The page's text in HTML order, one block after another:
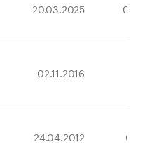
20.03.2025
02.11.2016
24.04.2012